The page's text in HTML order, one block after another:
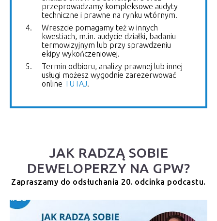
przeprowadzamy kompleksowe audyty
techniczne i prawne na rynku wtórnym.
Wreszcie pomagamy też w innych
kwestiach, m.in. audycie działki, badaniu
termowizyjnym lub przy sprawdzeniu
ekipy wykończeniowej.
Termin odbioru, analizy prawnej lub innej
usługi możesz wygodnie zarezerwować
online TUTAJ
JAK RADZĄ SOBIE
DEWELOPERZY NA GPW?
Zapraszamy do odsłuchania 20. odcinka podcastu.